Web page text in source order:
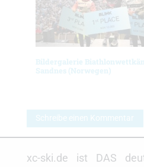
Bildergalerie
Sandnes (Norwegen)
Schreibe einen Kommentar
xc-ski.de ist DAS